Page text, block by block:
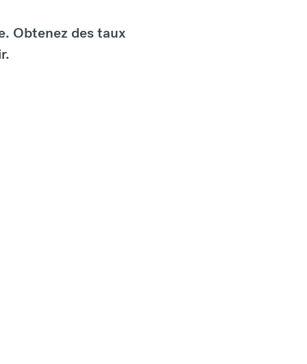
Obtenez des taux